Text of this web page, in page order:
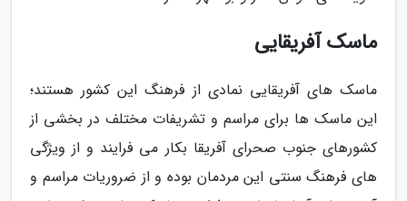
ماسک آفریقایی
ماسک های آفریقایی نمادی از فرهنگ این کشور هستند؛
این ماسک ها برای مراسم و تشریفات مختلف در بخشی از
کشورهای جنوب صحرای آفریقا بکار می فرایند و از ویژگی
های فرهنگ سنتی این مردمان بوده و از ضروریات مراسم و